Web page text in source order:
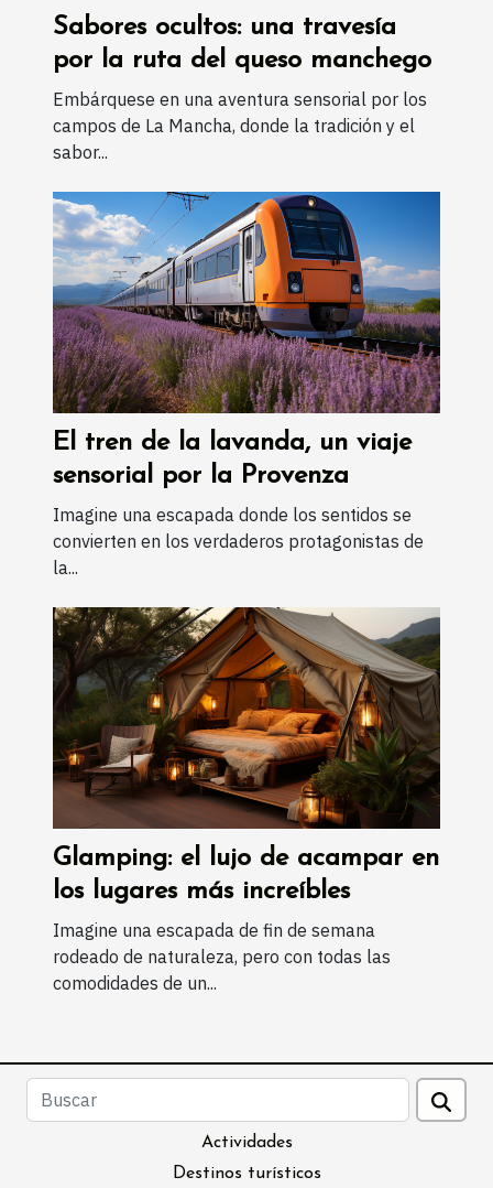
Sabores ocultos: una travesía
por la ruta del queso manchego
Embárquese en una aventura sensorial por los
campos de La Mancha, donde la tradición y el
sabor...
El tren de la lavanda, un viaje
sensorial por la Provenza
Imagine una escapada donde los sentidos se
convierten en los verdaderos protagonistas de
la...
Glamping: el lujo de acampar en
los lugares más increíbles
Imagine una escapada de fin de semana
rodeado de naturaleza, pero con todas las
comodidades de un...
Actividades
Destinos turísticos